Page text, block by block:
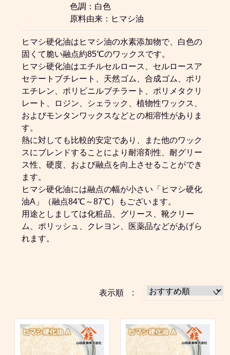
色調：白色
原料由来：ヒマシ油
ヒマシ硬化油はヒマシ油の水素添加物で、白色の
固くて脆い融点約85℃のワックスです。
ヒマシ硬化油はエチルセルロース、セルロースア
セテートブチレート、天然ゴム、合成ゴム、ポリ
エチレン、ポリビニルブチラート、ポリメタクリ
レート、ロジン、シェラック、植物性ワックス、
およびモンタンワックスなどとの相溶性がありま
す。
熱に対しても比較的安定であり、また他のワック
スにブレンドすることにより耐溶剤性、耐グリー
ス性、硬度、および融点を向上させることができ
ます。
ヒマシ硬化油には融点の幅が小さい「ヒマシ硬化
油A」（融点84℃～87℃）もございます。
用途としましては化粧品、グリース、靴クリー
ム、ポリッシュ、クレヨン、医薬品などがあげら
れます。
表示順 :